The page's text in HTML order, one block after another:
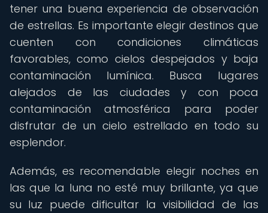
tener una buena experiencia de observación
de estrellas. Es importante elegir destinos que
cuenten con condiciones climáticas
favorables, como cielos despejados y baja
contaminación lumínica. Busca lugares
alejados de las ciudades y con poca
contaminación atmosférica para poder
disfrutar de un cielo estrellado en todo su
esplendor.
Además, es recomendable elegir noches en
las que la luna no esté muy brillante, ya que
su luz puede dificultar la visibilidad de las